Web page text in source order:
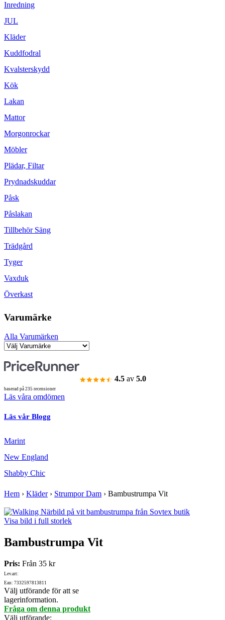
Inredning
JUL
Kläder
Kuddfodral
Kvalsterskydd
Kök
Lakan
Mattor
Morgonrockar
Möbler
Plädar, Filtar
Prydnadskuddar
Påsk
Påslakan
Tillbehör Säng
Trädgård
Tyger
Vaxduk
Överkast
Varumärke
Alla Varumärken
4.5 av 5.0
baserad på 235 recensioner
Läs våra omdömen
Läs vår Blogg
Marint
New England
Shabby Chic
Hem › Kläder› Strumpor Dam › Bambustrumpa Vit
Visa bild i full storlek
Bambustrumpa Vit
Pris: Från 35 kr
Lev.art:
Ean: 7332597813811
Välj utförande för att se
lagerinformation.
Fråga om denna produkt
Välj utförande: